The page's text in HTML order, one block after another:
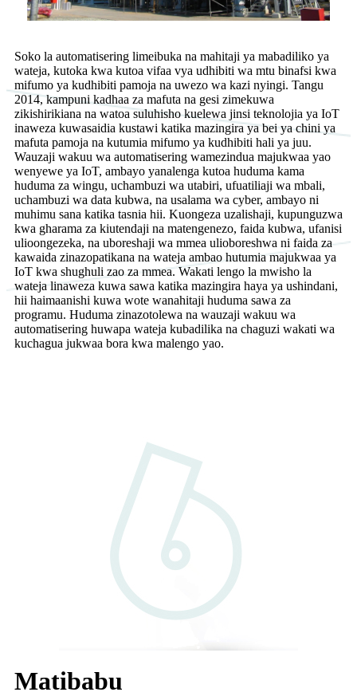
Soko la automatisering limeibuka na mahitaji ya mabadiliko ya
wateja, kutoka kwa kutoa vifaa vya udhibiti wa mtu binafsi kwa
mifumo ya kudhibiti pamoja na uwezo wa kazi nyingi. Tangu
2014, kampuni kadhaa za mafuta na gesi zimekuwa
zikishirikiana na watoa suluhisho kuelewa jinsi teknolojia ya IoT
inaweza kuwasaidia kustawi katika mazingira ya bei ya chini ya
mafuta pamoja na kutumia mifumo ya kudhibiti hali ya juu.
Wauzaji wakuu wa automatisering wamezindua majukwaa yao
wenyewe ya IoT, ambayo yanalenga kutoa huduma kama
huduma za wingu, uchambuzi wa utabiri, ufuatiliaji wa mbali,
uchambuzi wa data kubwa, na usalama wa cyber, ambayo ni
muhimu sana katika tasnia hii. Kuongeza uzalishaji, kupunguzwa
kwa gharama za kiutendaji na matengenezo, faida kubwa, ufanisi
ulioongezeka, na uboreshaji wa mmea ulioboreshwa ni faida za
kawaida zinazopatikana na wateja ambao hutumia majukwaa ya
IoT kwa shughuli zao za mmea. Wakati lengo la mwisho la
wateja linaweza kuwa sawa katika mazingira haya ya ushindani,
hii haimaanishi kuwa wote wanahitaji huduma sawa za
programu. Huduma zinazotolewa na wauzaji wakuu wa
automatisering huwapa wateja kubadilika na chaguzi wakati wa
kuchagua jukwaa bora kwa malengo yao.
Matibabu